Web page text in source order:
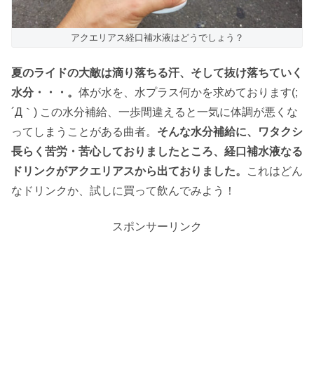
アクエリアス経口補水液はどうでしょう？
夏のライドの大敵は滴り落ちる汗、そして抜け落ちていく
水分・・・。 体が水を、水プラス何かを求めております(;
´Д｀) この水分補給、一歩間違えると一気に体調が悪くな
ってしまうことがある曲者。 そんな水分補給に、ワタクシ
長らく苦労・苦心しておりましたところ、経口補水液なる
ドリンクがアクエリアスから出ておりました。
これはどん
なドリンクか、試しに買って飲んでみよう！
スポンサーリンク